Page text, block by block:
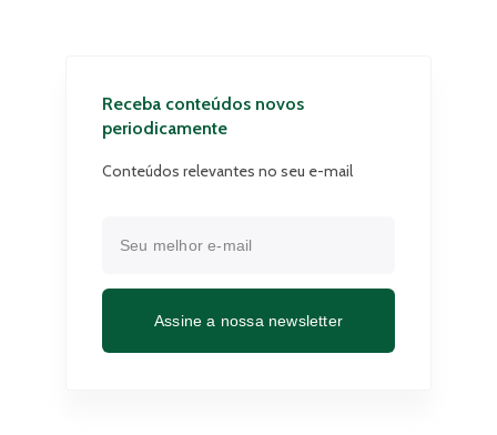
Receba conteúdos novos
periodicamente
Conteúdos relevantes no seu e-mail
Assine a nossa newsletter